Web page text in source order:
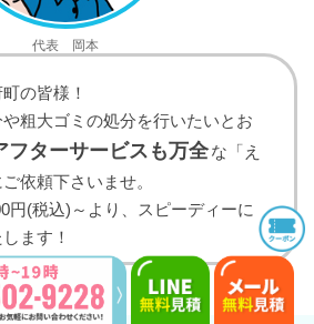
代表 岡本
の皆様！
粗大ゴミの処分を行いたいとお
フターサービスも万全な「え
依頼下さいませ。
円(税込)～より、スピーディーに
ます！